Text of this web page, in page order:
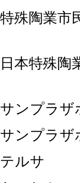
殊陶業
日本特殊
サンプラ
サンプラ
テルサ